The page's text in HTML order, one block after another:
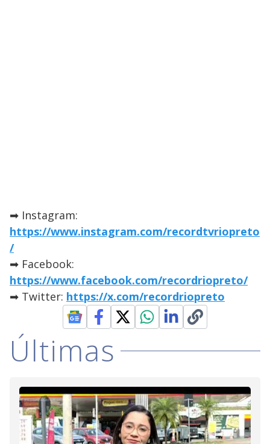
➡ Instagram:
https://www.instagram.com/recordtvriopreto
/
➡ Facebook:
https://www.facebook.com/recordriopreto/
➡ Twitter: https://x.com/recordriopreto
Últimas